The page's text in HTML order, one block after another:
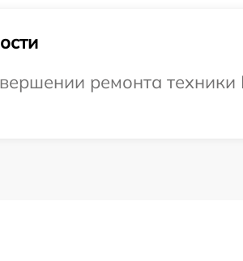
ремонта